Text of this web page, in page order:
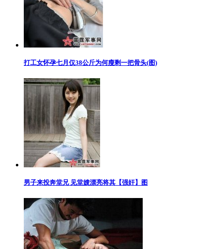
打工女怀孕七月仅38公斤为何瘦剩一把骨头(图)
男子来投奔堂兄 见堂嫂漂亮将其【强奸】图